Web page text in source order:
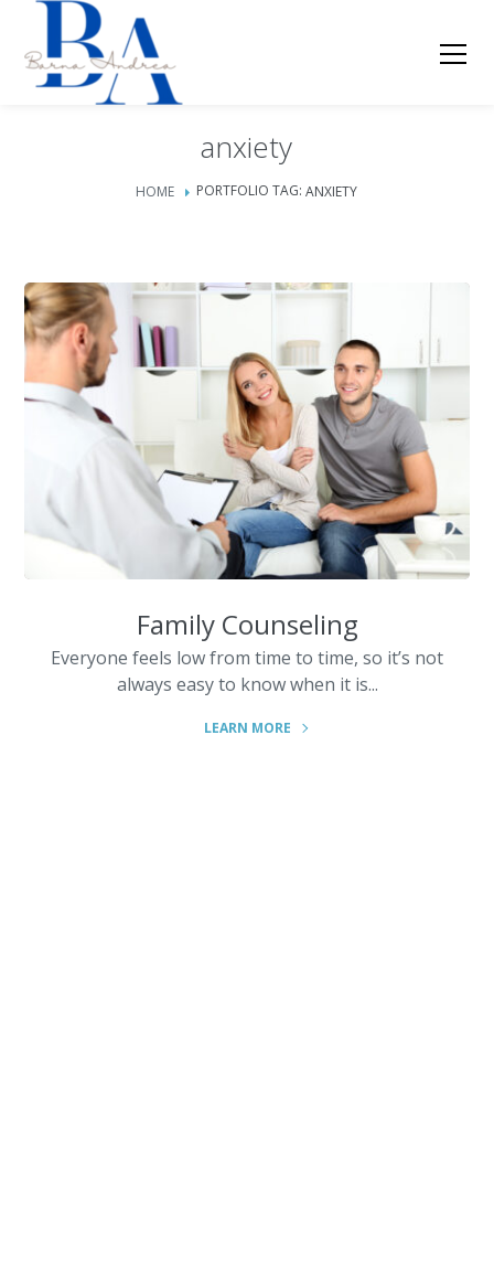
anxiety
HOME PORTFOLIO TAG: ANXIETY
Family Counseling
Everyone feels low from time to time, so it’s not
always easy to know when it is...
LEARN MORE